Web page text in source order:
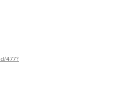
477?